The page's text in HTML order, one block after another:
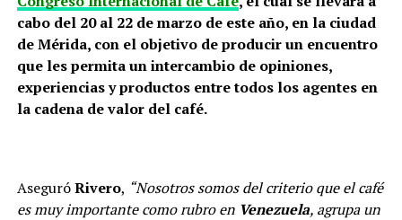
cabo del 20 al 22 de marzo de este año, en la ciudad
de Mérida, con el objetivo de producir un encuentro
que les permita un intercambio de opiniones,
experiencias y productos entre todos los agentes en
la cadena de valor del café.
AseguróRivero, “Nosotros somos del criterio que el café
es muy importante como rubro en Venezuela, agrupa un